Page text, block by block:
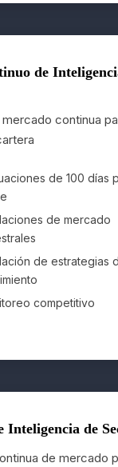
de
continua
de 100 días
de mercado
de estrategias
competitivo
Inteligencia de
de mercado